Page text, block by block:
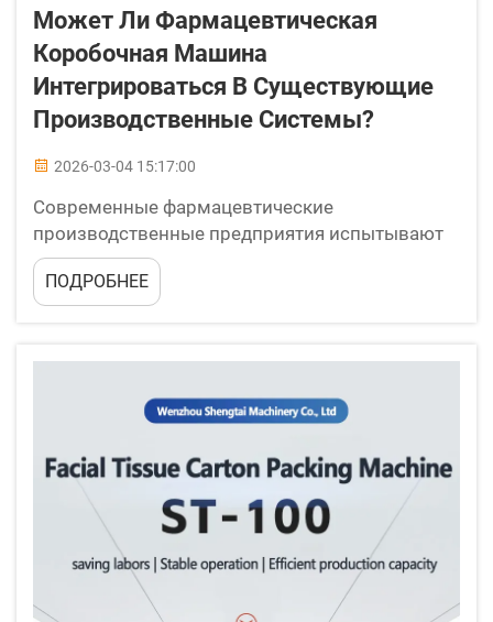
Может Ли Фармацевтическая
Коробочная Машина
Интегрироваться В Существующие
Производственные Системы?
2026-03-04 15:17:00
Современные фармацевтические
производственные предприятия испытывают
всё возрастающее давление, связанное с
необходимостью оптимизации своих
производственных линий при одновременном
требований регуляторных органов. Интеграция
существующие производственны...
ПОДРОБНЕЕ